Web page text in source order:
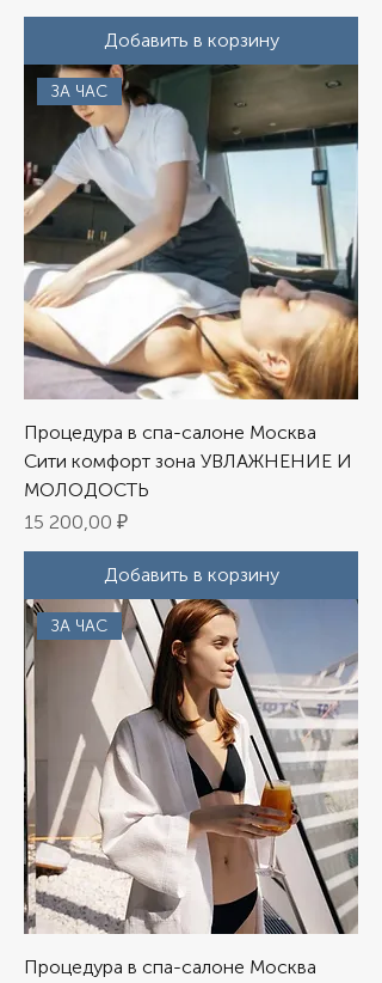
Добавить в корзину
ЗА ЧАС
Процедура в спа-салоне Москва
Сити комфорт зона УВЛАЖНЕНИЕ И
МОЛОДОСТЬ
Цена
15 200,00 ₽
Добавить в корзину
ЗА ЧАС
Процедура в спа-салоне Москва